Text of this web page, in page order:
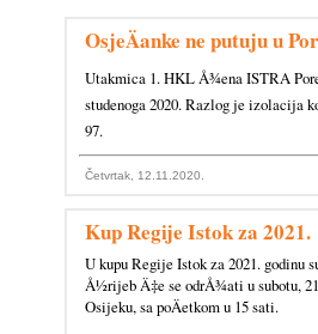
OsjeÄanke ne putuju u
Utakmica 1. HKL Å¾ena ISTRA
studenoga 2020. Razlog je izolacija
97.
Četvrtak, 12.11.2020.
Kup Regije Istok za 2021.
U kupu Regije Istok za 2021. godinu
Å½rijeb Ä‡e se odrÅ¾ati u subotu,
Osijeku, sa poÄetkom u 15 sati.